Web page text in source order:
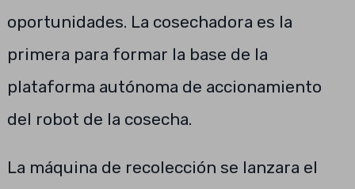
oportunidades. La cosechadora es la
primera para formar la base de la
plataforma autónoma de accionamiento
del robot de la cosecha.
La máquina de recolección se lanzara el